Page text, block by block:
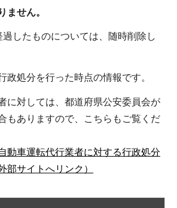
ません。
したものについては、随時削除し
処分を行った時点の情報です。
に対しては、都道府県公安委員会が
もありますので、こちらもご覧くだ
動車運転代行業者に対する行政処分
部サイトへリンク）